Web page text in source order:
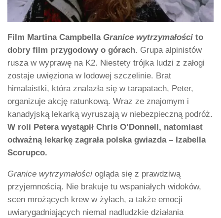
Film Martina Campbella Granice wytrzymałości to
dobry film przygodowy o górach. Grupa alpinistów
rusza w wyprawę na K2. Niestety trójka ludzi z załogi
zostaje uwięziona w lodowej szczelinie. Brat
himalaistki, która znalazła się w tarapatach, Peter,
organizuje akcję ratunkową. Wraz ze znajomym i
kanadyjską lekarką wyruszają w niebezpieczną podróż.
W roli Petera wystąpił Chris O’Donnell, natomiast
odważną lekarkę zagrała polska gwiazda – Izabella
Scorupco.
Granice wytrzymałości ogląda się z prawdziwą
przyjemnością. Nie brakuje tu wspaniałych widoków,
scen mrożących krew w żyłach, a także emocji
uwiarygadniających niemal nadludzkie działania